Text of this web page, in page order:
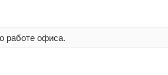
работе офиса.